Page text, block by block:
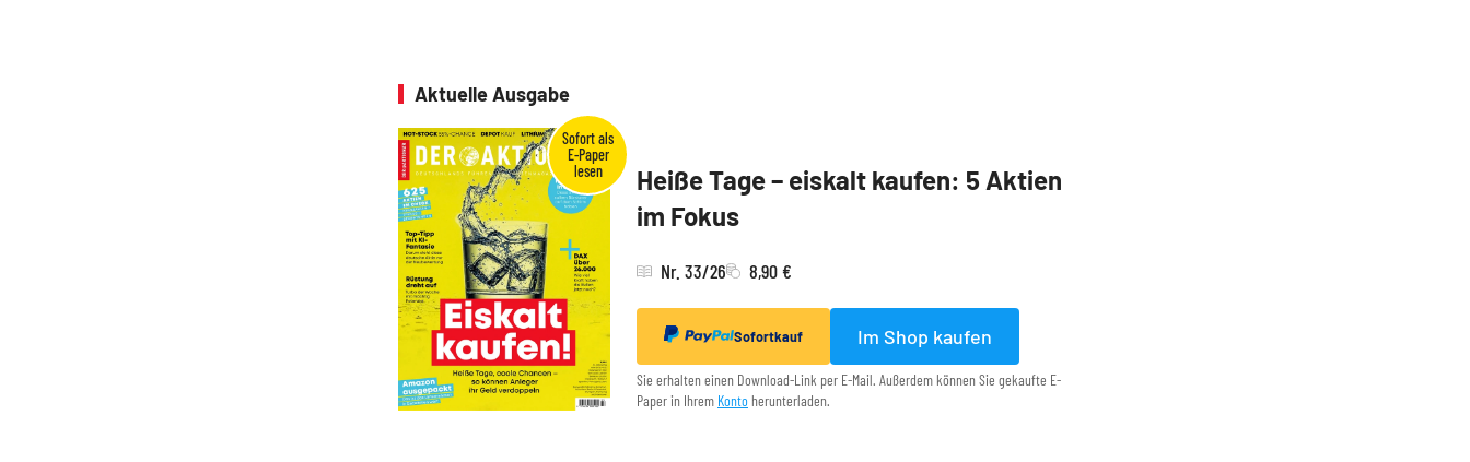
Aktuelle Ausgabe
Heiße Tage – eiskalt kaufen: 5 Aktien
im Fokus
Nr. 33/26 8,90 €
Sofortkauf Im Shop kaufen
Sie erhalten einen Download-Link per E-Mail. Außerdem können Sie gekaufte E-
Paper in Ihrem Konto herunterladen.